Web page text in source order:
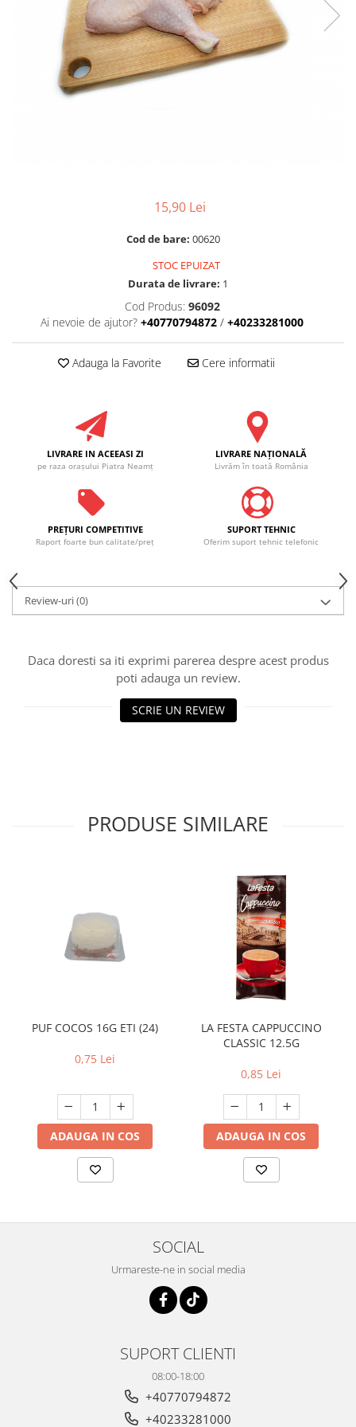
15,90 Lei
Cod de bare: 00620
STOC EPUIZAT
Durata de livrare: 1
Cod Produs: 96092
Ai nevoie de ajutor? +40770794872 / +40233281000
Adauga la Favorite Cere informatii
LIVRARE IN ACEEASI ZI
pe raza oraşului Piatra Neamţ
LIVRARE NAŢIONALĂ
Livrăm în toată România
PREŢURI COMPETITIVE
Raport foarte bun calitate/preţ
SUPORT TEHNIC
Oferim suport tehnic telefonic
Review-uri(0)
Daca doresti sa iti exprimi parerea despre acest produs
poti adauga un review.
SCRIE UN REVIEW
PRODUSE SIMILARE
PUF COCOS 16G ETI (24)
0,75 Lei
ADAUGA IN COS
LA FESTA CAPPUCCINO
CLASSIC 12.5G
0,85 Lei
ADAUGA IN COS
SOCIAL
Urmareste-ne in social media
SUPORT CLIENTI
08:00-18:00
+40770794872
+40233281000